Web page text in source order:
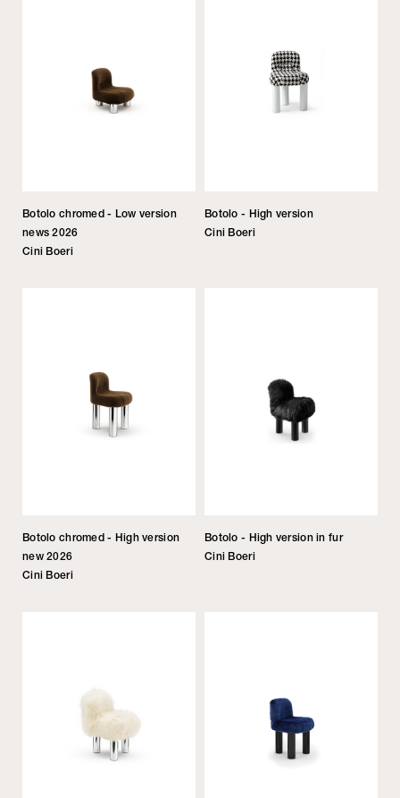
Botolo chromed - Low version
news 2026
Cini Boeri
Botolo - High version
Cini Boeri
Botolo chromed - High version
new 2026
Cini Boeri
Botolo - High version in fur
Cini Boeri